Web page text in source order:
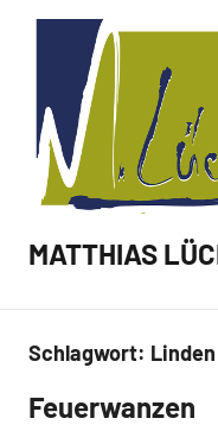
MATTHIAS
Schlagwort: Linden
Malerei /
Feuerwanzen